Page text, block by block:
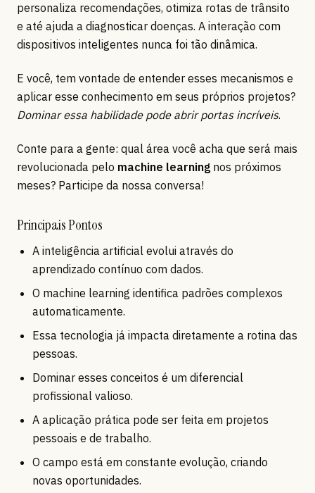
personaliza recomendações, otimiza rotas de trânsito
e até ajuda a diagnosticar doenças. A interação com
dispositivos inteligentes nunca foi tão dinâmica.
E você, tem vontade de entender esses mecanismos e
aplicar esse conhecimento em seus próprios projetos?
Dominar essa habilidade pode abrir portas incríveis.
Conte para a gente: qual área você acha que será mais
revolucionada pelo machine learning nos próximos
meses? Participe da nossa conversa!
Principais Pontos
A inteligência artificial evolui através do
aprendizado contínuo com dados.
O machine learning identifica padrões complexos
automaticamente.
Essa tecnologia já impacta diretamente a rotina das
pessoas.
Dominar esses conceitos é um diferencial
profissional valioso.
A aplicação prática pode ser feita em projetos
pessoais e de trabalho.
O campo está em constante evolução, criando
novas oportunidades.